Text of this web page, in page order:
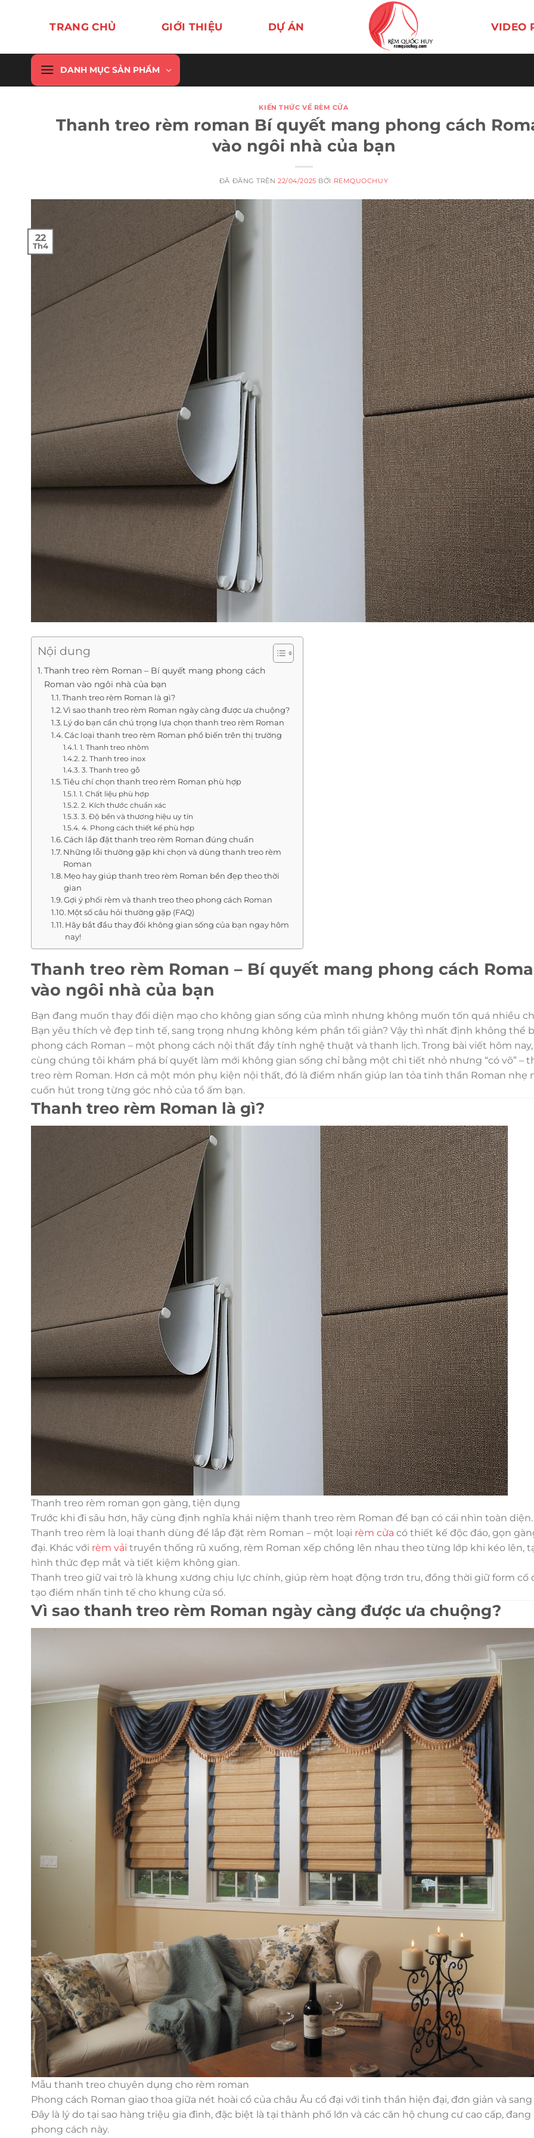
dung
TRANG CHỦ GIỚI THIỆU DỰ ÁN VIDEO
DANH MỤC SẢN PHẨM
KIẾN THỨC VỀ RÈM CỬA
Thanh treo rèm roman Bí quyết mang phong cách
vào ngôi nhà của bạn
ĐÃ ĐĂNG TRÊN22/04/2025 BỞI REMQUOCHUY
22
Th4
Nội dung
Thanh treo rèm Roman – Bí quyết mang phong cách
Roman vào ngôi nhà của bạn
Thanh treo rèm Roman là gì?
Vì sao thanh treo rèm Roman ngày càng được ưa chuộng?
Lý do bạn cần chú trọng lựa chọn thanh treo rèm Roman
Các loại thanh treo rèm Roman phổ biến trên thị trường
1. Thanh treo nhôm
2. Thanh treo inox
3. Thanh treo gỗ
Tiêu chí chọn thanh treo rèm Roman phù hợp
1. Chất liệu phù hợp
2. Kích thước chuẩn xác
3. Độ bền và thương hiệu uy tín
4. Phong cách thiết kế phù hợp
Cách lắp đặt thanh treo rèm Roman đúng chuẩn
Những lỗi thường gặp khi chọn và dùng thanh treo rèm
Roman
Mẹo hay giúp thanh treo rèm Roman bền đẹp theo thời
gian
Gợi ý phối rèm và thanh treo theo phong cách Roman
Một số câu hỏi thường gặp (FAQ)
Hãy bắt đầu thay đổi không gian sống của bạn ngay hôm
nay!
Thanh treo rèm Roman – Bí quyết mang phong cách
vào ngôi nhà của bạn
Bạn đang muốn thay đổi diện mạo cho không gian sống của mình nhưng không muốn tốn quá nhiều
Bạn yêu thích vẻ đẹp tinh tế, sang trọng nhưng không kém phần tối giản? Vậy thì nhất định không thể
phong cách Roman – một phong cách nội thất đầy tính nghệ thuật và thanh lịch. Trong bài viết hôm
cùng chúng tôi khám phá bí quyết làm mới không gian sống chỉ bằng một chi tiết nhỏ nhưng “có võ” –
treo rèm Roman. Hơn cả một món phụ kiện nội thất, đó là điểm nhấn giúp lan tỏa tinh thần Roman nhẹ
cuốn hút trong từng góc nhỏ của tổ ấm bạn.
Thanh treo rèm Roman là gì?
Thanh treo rèm roman gọn gàng, tiện dụng
Trước khi đi sâu hơn, hãy cùng định nghĩa khái niệm thanh treo rèm Roman để bạn có cái nhìn toàn diện.
Thanh treo rèm là loại thanh dùng để lắp đặt rèm Roman – một loại rèm cửa có thiết kế độc đáo, gọn
đại. Khác với rèm vải truyền thống rũ xuống, rèm Roman xếp chồng lên nhau theo từng lớp khi kéo lên,
hình thức đẹp mắt và tiết kiệm không gian.
Thanh treo giữ vai trò là khung xương chịu lực chính, giúp rèm hoạt động trơn tru, đồng thời giữ form cố
tạo điểm nhấn tinh tế cho khung cửa sổ.
Vì sao thanh treo rèm Roman ngày càng được ưa chuộng?
Mẫu thanh treo chuyên dụng cho rèm roman
Phong cách Roman giao thoa giữa nét hoài cổ của châu Âu cổ đại với tinh thần hiện đại, đơn giản và
Đây là lý do tại sao hàng triệu gia đình, đặc biệt là tại thành phố lớn và các căn hộ chung cư cao cấp, đang
phong cách này.